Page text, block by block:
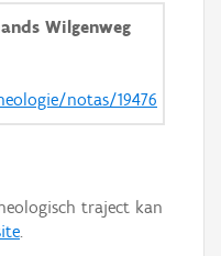
Wilgenweg
notas/19476
traject kan
.